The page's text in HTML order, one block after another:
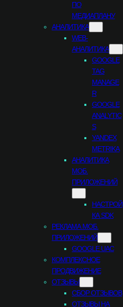
ПО
МЕДИАПЛАНУ
АНАЛИТИКА
WEB-
АНАЛИТИКА
GOOGLE
TAG
MANAGE
R
GOOGLE
ANALYTIC
S
YANDEX
METRIKA
АНАЛИТИКА
МОБ.
ПРИЛОЖЕНИЙ
НАСТРОЙ
КА SDK
РЕКЛАМА МОБ.
ПРИЛОЖЕНИЙ
GOOGLE UAC
КОМПЛЕКСНОЕ
ПРОДВИЖЕНИЕ
ОТЗЫВЫ
СБОР ОТЗЫВОВ
ОТЗЫВЫ НА